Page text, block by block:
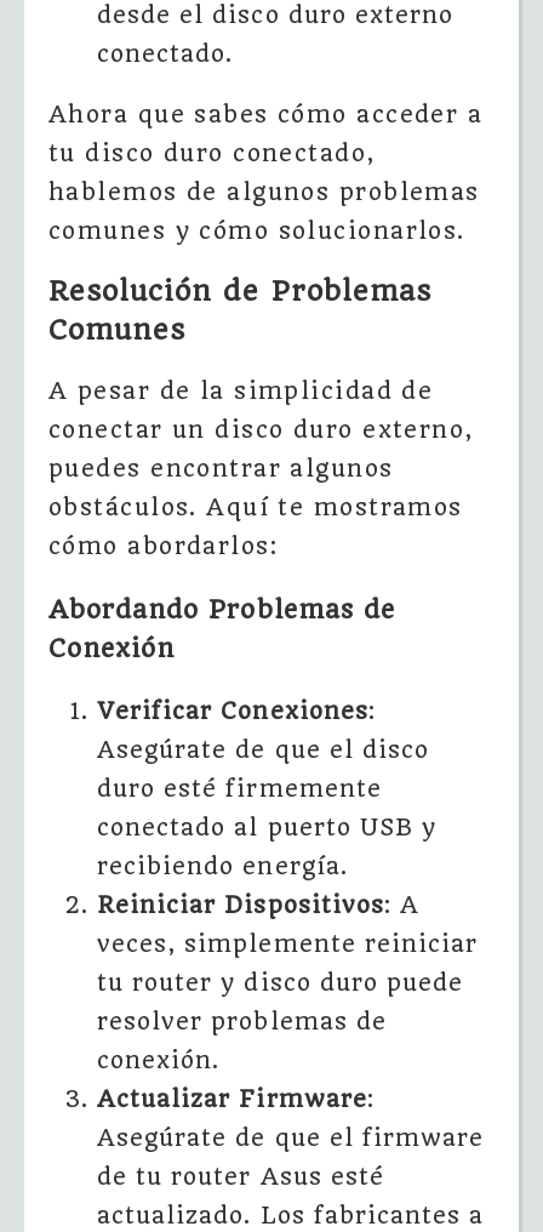
desde el disco duro externo
conectado.
Ahora que sabes cómo acceder a
tu disco duro conectado,
hablemos de algunos problemas
comunes y cómo solucionarlos.
Resolución de Problemas
Comunes
A pesar de la simplicidad de
conectar un disco duro externo,
puedes encontrar algunos
obstáculos. Aquí te mostramos
cómo abordarlos:
Abordando Problemas de
Conexión
Verificar Conexiones:
Asegúrate de que el disco
duro esté firmemente
conectado al puerto USB y
recibiendo energía.
Reiniciar Dispositivos: A
veces, simplemente reiniciar
tu router y disco duro puede
resolver problemas de
conexión.
Actualizar Firmware:
Asegúrate de que el firmware
de tu router Asus esté
actualizado. Los fabricantes a